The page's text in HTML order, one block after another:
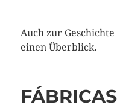
Auch zur
einen Überblick.